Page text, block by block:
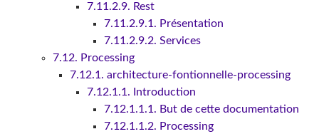
7.11.2.9. Rest
7.11.2.9.1. Présentation
7.11.2.9.2. Services
7.12. Processing
7.12.1. architecture-fontionnelle-processing
7.12.1.1. Introduction
7.12.1.1.1. But de cette documentation
7.12.1.1.2. Processing